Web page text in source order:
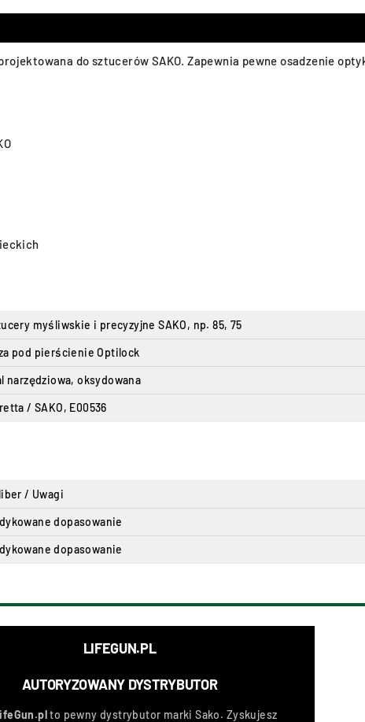
do sztucerów SAKO. Zapewnia pewne osadzenie
myśliwskie i precyzyjne SAKO, np. 85, 75
pod pierścienie Optilock
narzędziowa, oksydowana
/ SAKO, E00536
/ Uwagi
dopasowanie
dopasowanie
LIFEGUN.PL
AUTORYZOWANY DYSTRYBUTOR
to pewny dystrybutor markiSako. Zyskujesz